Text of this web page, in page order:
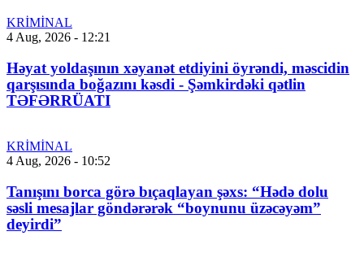
KRİMİNAL
4 Aug, 2026 - 12:21
Həyat yoldaşının xəyanət etdiyini öyrəndi, məscidin
qarşısında boğazını kəsdi - Şəmkirdəki qətlin
TƏFƏRRÜATI
KRİMİNAL
4 Aug, 2026 - 10:52
Tanışını borca görə bıçaqlayan şəxs: “Hədə dolu
səsli mesajlar göndərərək “boynunu üzəcəyəm”
deyirdi”